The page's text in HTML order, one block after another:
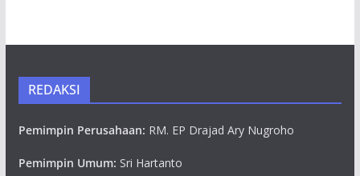
REDAKSI
Pemimpin Perusahaan: RM. EP Drajad Ary Nugroho
Pemimpin Umum: Sri Hartanto